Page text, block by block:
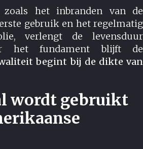
zoals het inbranden van de
gebruik en het regelmatig
verlengt de levensduur
het fundament blijft de
begint bij de dikte van
wordt gebruikt